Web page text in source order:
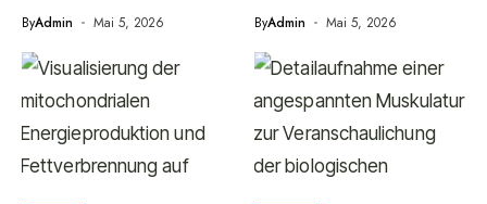
ByAdmin Mai 5, 2026 ByAdmin Mai 5, 2026